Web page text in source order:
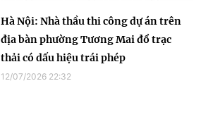
Hà Nội: Nhà thầu thi công dự án trên
địa bàn phường Tương Mai đổ trạc
thải có dấu hiệu trái phép
12/07/2026 22:32